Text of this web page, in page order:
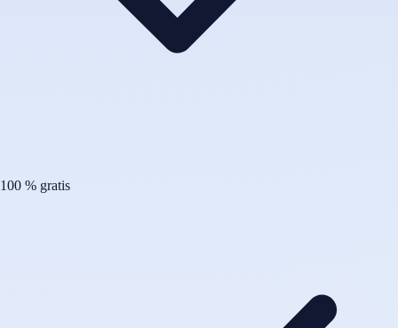
100 % gratis